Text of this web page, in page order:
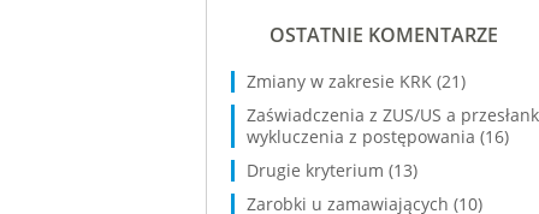
OSTATNIE KOMENTARZE
Zmiany w zakresie KRK (21)
Zaświadczenia z ZUS/US a
wykluczenia z postępowania (16)
Drugie kryterium (13)
Zarobki u zamawiających (10)